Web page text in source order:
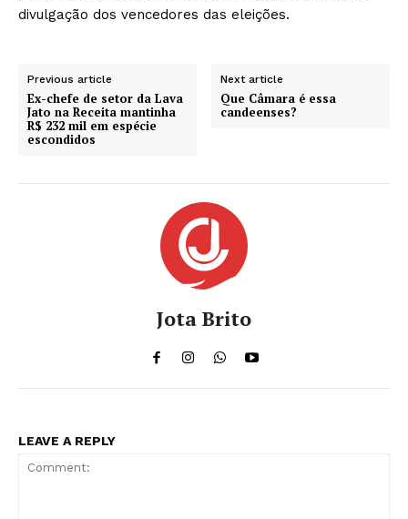
divulgação dos vencedores das eleições.
Previous article
Ex-chefe de setor da Lava
Jato na Receita mantinha
R$ 232 mil em espécie
escondidos
Next article
Que Câmara é essa
candeenses?
Jota Brito
LEAVE A REPLY